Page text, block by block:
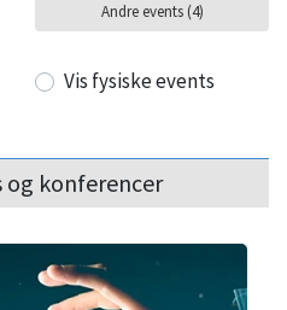
Andre events (4)
Vis fysiske events
og konferencer